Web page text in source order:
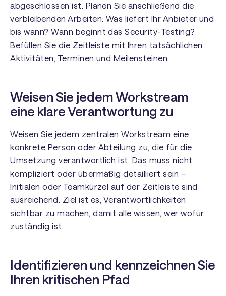
abgeschlossen ist. Planen Sie anschließend die
verbleibenden Arbeiten: Was liefert Ihr Anbieter und
bis wann? Wann beginnt das Security-Testing?
Befüllen Sie die Zeitleiste mit Ihren tatsächlichen
Aktivitäten, Terminen und Meilensteinen.
Weisen Sie jedem Workstream
eine klare Verantwortung zu
Weisen Sie jedem zentralen Workstream eine
konkrete Person oder Abteilung zu, die für die
Umsetzung verantwortlich ist. Das muss nicht
kompliziert oder übermäßig detailliert sein –
Initialen oder Teamkürzel auf der Zeitleiste sind
ausreichend. Ziel ist es, Verantwortlichkeiten
sichtbar zu machen, damit alle wissen, wer wofür
zuständig ist.
Identifizieren und kennzeichnen Sie
Ihren kritischen Pfad